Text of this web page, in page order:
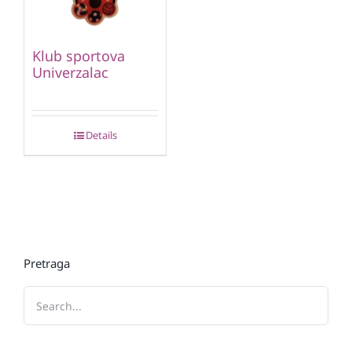
Klub sportova
Univerzalac
Details
Pretraga